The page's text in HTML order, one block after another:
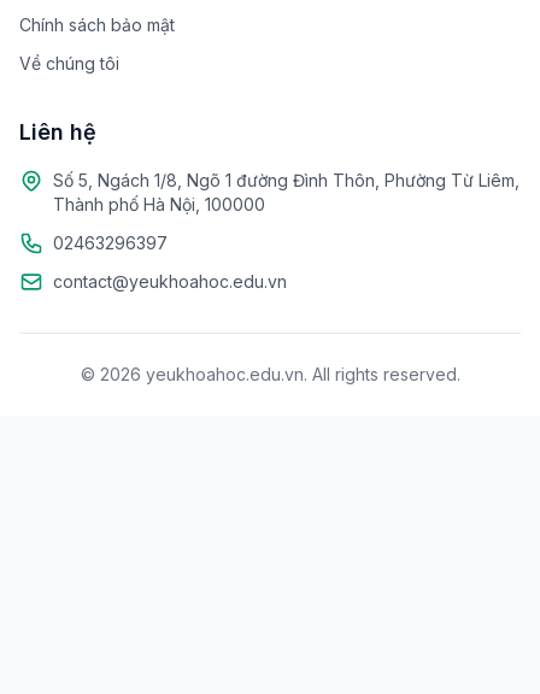
Chính sách bảo mật
Về chúng tôi
Liên hệ
Số 5, Ngách 1/8, Ngõ 1 đường Đình Thôn, Phường Từ Liêm,
Thành phố Hà Nội, 100000
02463296397
contact@yeukhoahoc.edu.vn
© 2026 yeukhoahoc.edu.vn. All rights reserved.